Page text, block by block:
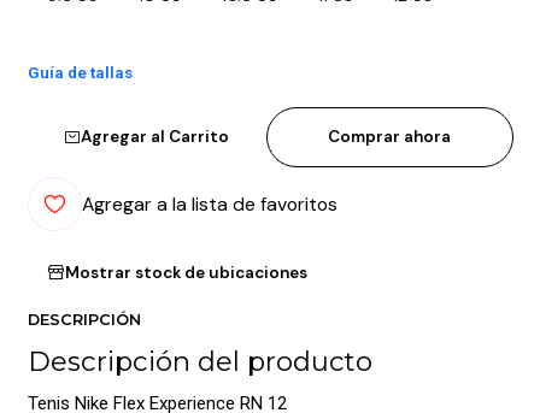
Guía de tallas
Agregar al Carrito Comprar ahora
Agregar a la lista de favoritos
Mostrar stock de ubicaciones
DESCRIPCIÓN
Descripción del producto
Tenis Nike Flex Experience RN 12